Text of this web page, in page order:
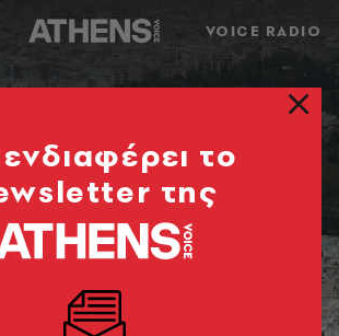
VOICE RADIO
το
της